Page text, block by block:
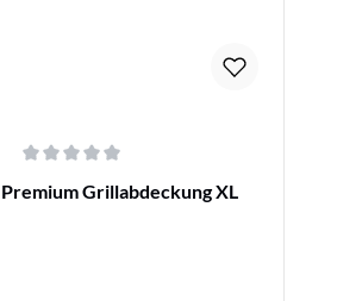
Bewertung von 0 von 5 Sternen
Grillabdeckung XL